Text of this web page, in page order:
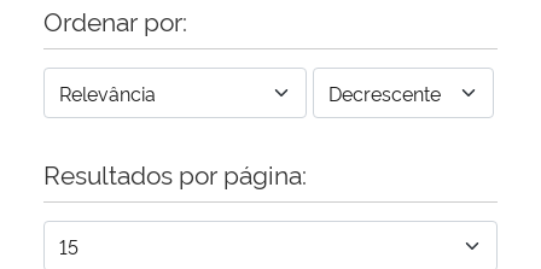
Ordenar por:
Resultados por página: